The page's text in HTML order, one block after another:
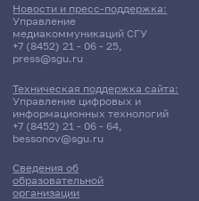
Сведения об
образовательной
организации
Новости и пресс-поддержка:
Управление
медиакоммуникаций СГУ
+7 (8452) 21 - 06 - 25,
press@sgu.ru
Техническая поддержка сайта:
Управление цифровых и
информационных технологий
+7 (8452) 21 - 06 - 64,
bessonov@sgu.ru